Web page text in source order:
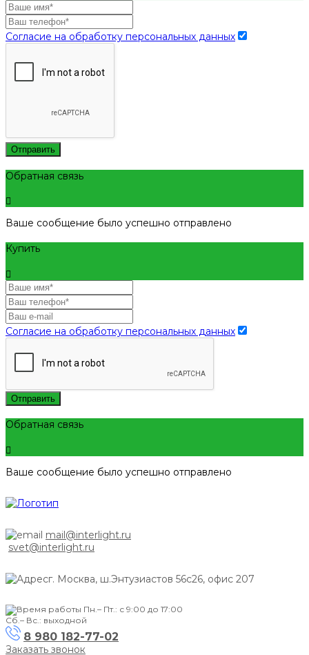
Согласие на обработку персональных данных
Отправить
Обратная связь
Ваше сообщение было успешно отправлено
Купить
Согласие на обработку персональных данных
Отправить
Обратная связь
Ваше сообщение было успешно отправлено
mail@interlight.ru
svet@interlight.ru
г. Москва, ш.Энтузиастов 56с26, офис 207
Пн.– Пт.: с 9:00 до 17:00
Сб.– Вс.: выходной
8 980 182-77-02
Заказать звонок